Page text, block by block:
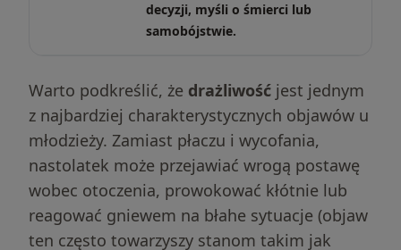
decyzji, myśli o śmierci lub
samobójstwie.
Warto podkreślić, że drażliwość jest jednym
z najbardziej charakterystycznych objawów u
młodzieży. Zamiast płaczu i wycofania,
nastolatek może przejawiać wrogą postawę
wobec otoczenia, prowokować kłótnie lub
reagować gniewem na błahe sytuacje (objaw
ten często towarzyszy stanom takim jak